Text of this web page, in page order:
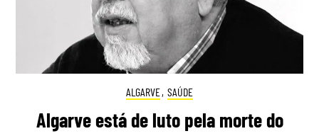
ALGARVE, SAÚDE
Algarve está de luto pela morte do